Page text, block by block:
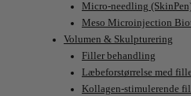
Micro-needling
Meso Microinjection
Volumen & Skulpturering
Filler behandling
Læbeforstørrelse med
Kollagen-stimulerende